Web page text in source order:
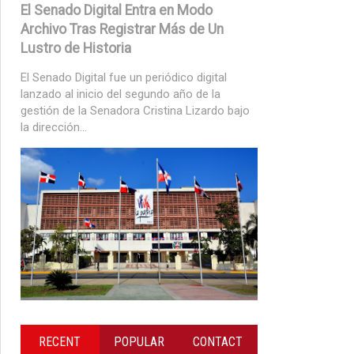
El Senado Digital Entra en Modo
Archivo Tras Registrar Más de Un
Lustro de Historia
El Senado Digital fue un periódico digital
lanzado al inicio del segundo año de la
gestión de la Senadora Cristina Lizardo bajo
la dirección...
RECENT POPULAR CONTACT